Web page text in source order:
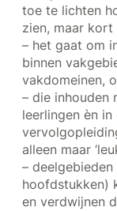
toe te lichten
zien, maar
– het gaat om
binnen
vakdomeinen,
– die inhouden
leerlingen èn
alleen maar
–
hoofdstukken)
en verdwijnen